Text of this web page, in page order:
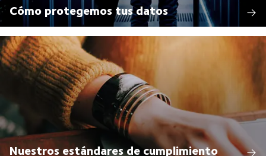
Cómo protegemos tus datos
Nuestros estándares de cumplimiento